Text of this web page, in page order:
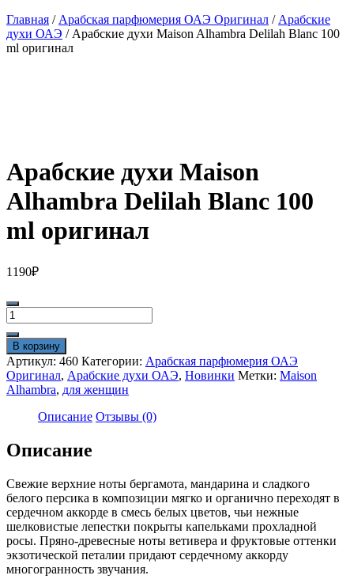
Главная / Арабская парфюмерия ОАЭ Оригинал / Арабские
духи ОАЭ / Арабские духи Maison Alhambra Delilah Blanc 100
ml оригинал
Арабские духи Maison
Alhambra Delilah Blanc 100
ml оригинал
1190₽
Количество
товара
Арабские
духи
Maison
Alhambra
Delilah
ml
оригинал
В корзину
Артикул: 460 Категории: Арабская парфюмерия ОАЭ
Оригинал, Арабские духи ОАЭ, Новинки Метки: Maison
Alhambra, для женщин
Описание Отзывы (0)
Описание
Свежие верхние ноты бергамота, мандарина и сладкого
белого персика в композиции мягко и органично переходят в
сердечном аккорде в смесь белых цветов, чьи нежные
шелковистые лепестки покрыты капельками прохладной
росы. Пряно-древесные ноты ветивера и фруктовые оттенки
экзотической петалии придают сердечному аккорду
многогранность звучания.